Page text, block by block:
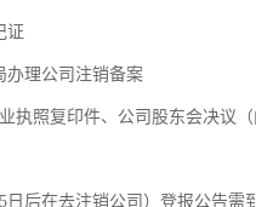
证
办理公司注销备案
执照复印件、公司股东会决议
日后在去注销公司）登报公告